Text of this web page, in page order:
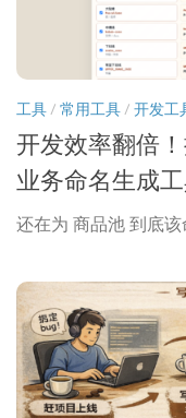
工具/ 常用工具/ 开发工
开发效率翻倍
业务命名生成
还在为 商品池 到底该